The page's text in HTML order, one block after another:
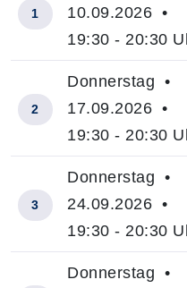
1
10.09.2026 •
19:30 - 20:30
2
Donnerstag •
17.09.2026 •
19:30 - 20:30
3
Donnerstag •
24.09.2026 •
19:30 - 20:30
Donnerstag •